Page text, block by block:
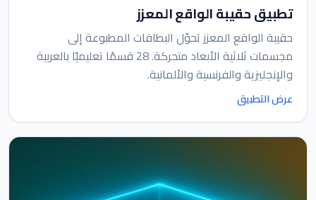
تطبيق حقيبة الواقع المعزز
حقيبة الواقع المعزز تحوّل البطاقات المطبوعة إلى
مجسمات ثلاثية الأبعاد متحركة. 28 قسمًا تعليميًا بالعربية
والإنجليزية والفرنسية والألمانية.
عرض التطبيق